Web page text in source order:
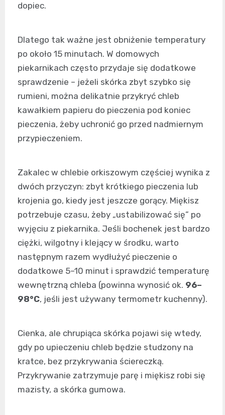
dopiec.
Dlatego tak ważne jest obniżenie temperatury
po około 15 minutach. W domowych
piekarnikach często przydaje się dodatkowe
sprawdzenie – jeżeli skórka zbyt szybko się
rumieni, można delikatnie przykryć chleb
kawałkiem papieru do pieczenia pod koniec
pieczenia, żeby uchronić go przed nadmiernym
przypieczeniem.
Zakalec w chlebie orkiszowym częściej wynika z
dwóch przyczyn: zbyt krótkiego pieczenia lub
krojenia go, kiedy jest jeszcze gorący. Miękisz
potrzebuje czasu, żeby „ustabilizować się” po
wyjęciu z piekarnika. Jeśli bochenek jest bardzo
ciężki, wilgotny i klejący w środku, warto
następnym razem wydłużyć pieczenie o
dodatkowe 5–10 minut i sprawdzić temperaturę
wewnętrzną chleba (powinna wynosić ok. 96–
98°C, jeśli jest używany termometr kuchenny).
Cienka, ale chrupiąca skórka pojawi się wtedy,
gdy po upieczeniu chleb będzie studzony na
kratce, bez przykrywania ściereczką.
Przykrywanie zatrzymuje parę i miękisz robi się
mazisty, a skórka gumowa.